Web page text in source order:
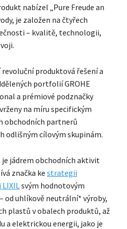
nabízel „Pure Freude an
je založen na čtyřech
– kvalitě, technologii,
produktová řešení a
portfolií GROHE
a prémiové podznačky
na míru specifickým
obchodních partnerů
odlišným cílovým skupinám.
je jádrem obchodních aktivit
značka ke strategii
svým hodnotovým
od uhlíkově neutrální* výroby,
plastů v obalech produktů, až
a elektrickou energii, jako je